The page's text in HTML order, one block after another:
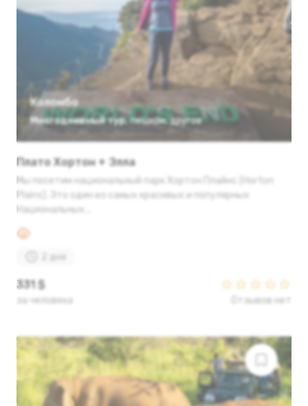
Коломбо
Многодневный тур, пешком, другое
Плато Хортон + Элла
Мы посетим национальный парк Хортон Плайнс (Horton
Plains). Это один из самых красивых и популярных
Национальных...
2 дня
331 $
за человека Отзывов нет